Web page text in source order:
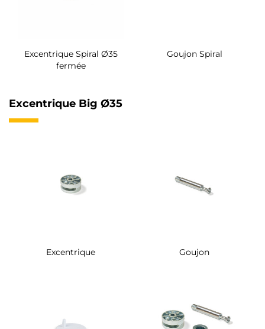
Excentrique Spiral Ø35
fermée
Goujon Spiral
Excentrique Big Ø35
Excentrique Goujon